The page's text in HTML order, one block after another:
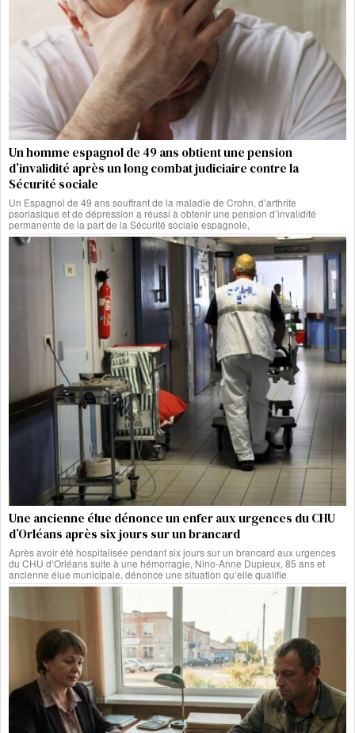
Un homme espagnol de 49 ans obtient une pension
d’invalidité après un long combat judiciaire contre la
Sécurité sociale
Un Espagnol de 49 ans souffrant de la maladie de Crohn, d’arthrite
psoriasique et de dépression a réussi à obtenir une pension d’invalidité
permanente de la part de la Sécurité sociale espagnole,
Une ancienne élue dénonce un enfer aux urgences du CHU
d’Orléans après six jours sur un brancard
Après avoir été hospitalisée pendant six jours sur un brancard aux urgences
du CHU d’Orléans suite à une hémorragie, Nino-Anne Dupieux, 85 ans et
ancienne élue municipale, dénonce une situation qu’elle qualifie